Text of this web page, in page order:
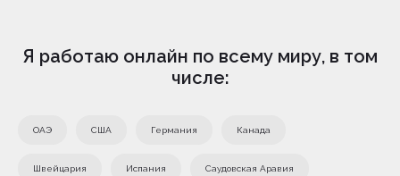
Я работаю онлайн по всему миру, в том
числе:
ОАЭ США Германия Канада
Швейцария Испания Саудовская Аравия